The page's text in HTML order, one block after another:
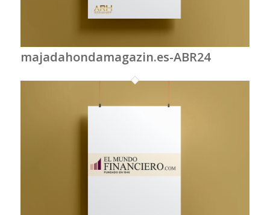
majadahondamagazin.es-ABR24